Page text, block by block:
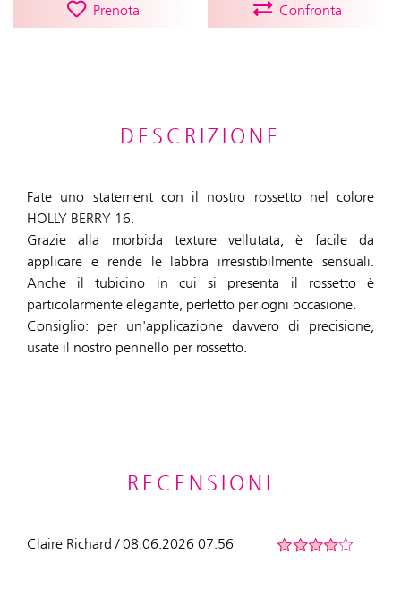
Prenota Confronta
DESCRIZIONE
Fate uno statement con il nostro rossetto nel colore
HOLLY BERRY 16.
Grazie alla morbida texture vellutata, è facile da
applicare e rende le labbra irresistibilmente sensuali.
Anche il tubicino in cui si presenta il rossetto è
particolarmente elegante, perfetto per ogni occasione.
Consiglio: per un'applicazione davvero di precisione,
usate il nostro pennello per rossetto.
RECENSIONI
Claire Richard / 08.06.2026 07:56